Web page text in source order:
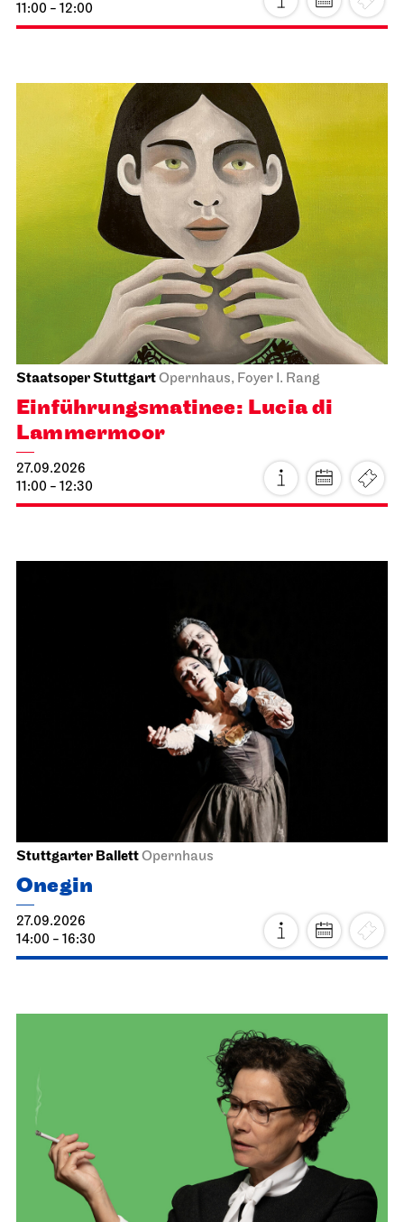
11:00 - 12:00
Staatsoper StuttgartOpernhaus, Foyer I. Rang
Einführungs­matinee: Lucia di
Lammermoor
27.09.2026
11:00 - 12:30
Stuttgarter BallettOpernhaus
Onegin
27.09.2026
14:00 - 16:30